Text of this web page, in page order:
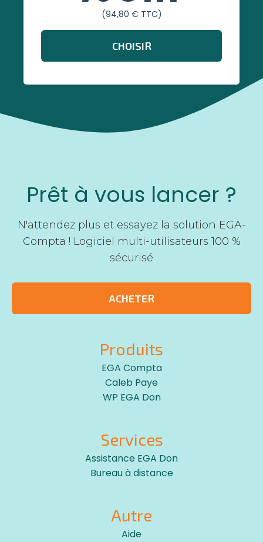
(94,80 € TTC)
CHOISIR
Prêt à vous lancer ?
N'attendez plus et essayez la solution EGA-
Compta ! Logiciel multi-utilisateurs 100 %
sécurisé
ACHETER
Produits
EGA Compta
Caleb Paye
WP EGA Don
Services
Assistance EGA Don
Bureau à distance
Autre
Aide